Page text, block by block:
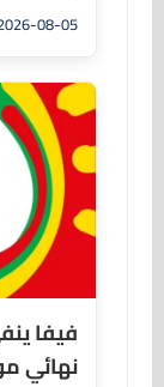
08-05
فيفا
نهائي